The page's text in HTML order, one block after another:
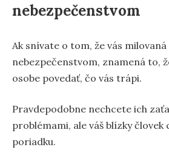
nebezpečenstvom
Ak snívate o tom, že vás
nebezpečenstvom, znamená to,
osobe povedať, čo vás trápi.
Pravdepodobne nechcete ich
problémami, ale váš blízky človek
poriadku.